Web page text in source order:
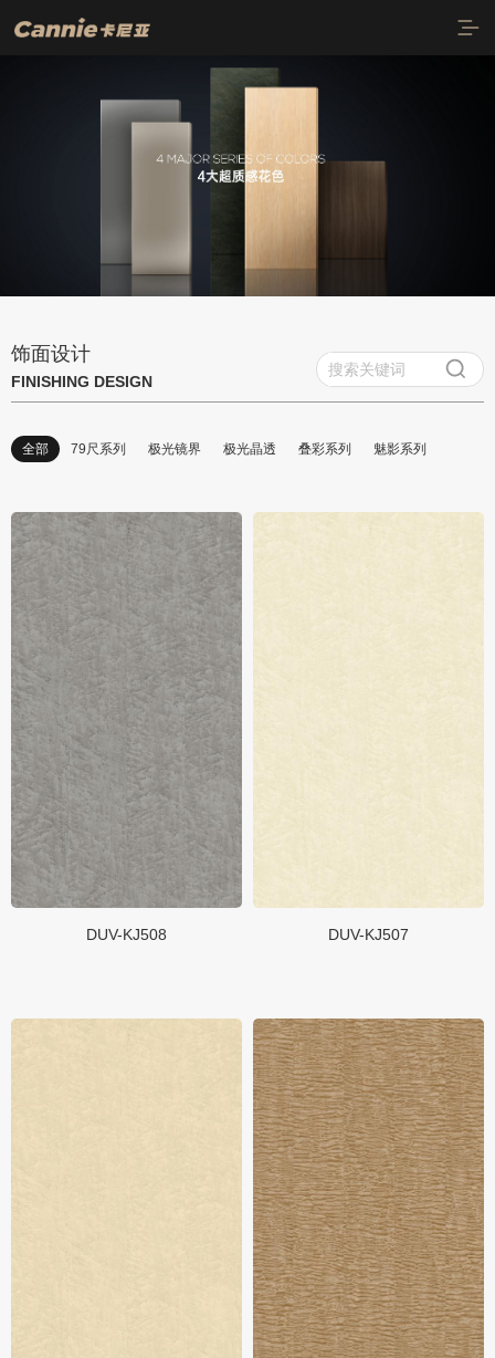
极光晶透
魅影系列
质感团队
质感价值
网络&加盟
共建者
品牌资讯
联系我们
饰面设计
FINISHING DESIGN
全部 79尺系列 极光镜界 极光晶透 叠彩系列 魅影系列
DUV-KJ508 DUV-KJ507